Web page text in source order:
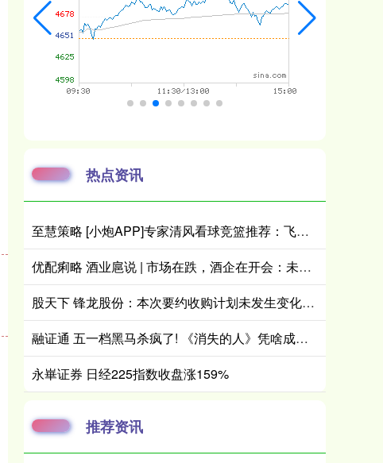
热点资讯
至慧策略 [小炮APP]专家清风看球竞篮推荐：飞马完成复仇
优配痢略 酒业扈说 | 市场在跌，酒企在开会：未来一个月，白酒行业将释放哪些信号？
股天下 锋龙股份：本次要约收购计划未发生变化，优必选及有关各方正在积极推进各项工作
融证通 五一档黑马杀疯了! 《消失的人》凭啥成国产悬疑天花板?
永崋证券 日经225指数收盘涨159%
推荐资讯